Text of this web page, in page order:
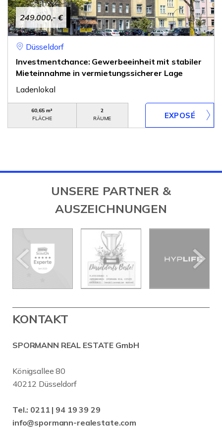
249.000,- €
Düsseldorf
Investmentchance: Gewerbeeinheit mit stabiler
Mieteinnahme in vermietungssicherer Lage
Ladenlokal
60,65 m²
FLÄCHE
2
RÄUME
UNSERE PARTNER &
AUSZEICHNUNGEN
KONTAKT
SPORMANN REAL ESTATE GmbH
Königsallee 80
40212 Düsseldorf
Tel.: 0211 | 94 19 39 29
info@spormann-realestate.com